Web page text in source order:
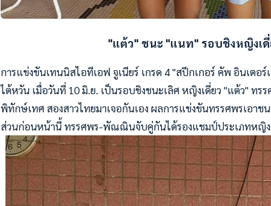
"แต้ว" ชนะ "แนท" รอบชิงหญิงเ
การแข่งขันเทนนิสไอทีเอฟ จูเนียร์ เกรด 4 "สปีกเกอร์ คัพ อินเตอ
ไต้หวัน เมื่อวันที่ 10 มิ.ย. เป็นรอบชิงชนะเลิศ หญิงเดี่ยว "แต้ว"
พิทักษ์เทศ สองสาวไทยมาเจอกันเอง ผลการแข่งขันทรรศพรเอา
ส่วนก่อนหน้านี้ ทรรศพร-พัณณินจับคู่กันได้รองแชมป์ประเภทหญิ